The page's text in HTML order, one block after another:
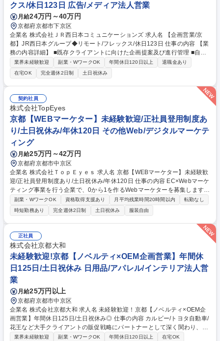
クス/休日123日 広告/メディア法人営業
月給24万円～40万円
京都府京都市下京区
企業名 株式会社ＪＲ西日本コミュニケーションズ 求人名 【企画営業/京
都】JR西日本グループ◆リモート/フレックス/休日123日 仕事の内容 【業
務の内容詳細】 ■既存クライアントに向けた企画提案及び進行管理 ■自治
体および企業に向けたイベントおよび広告の企画提案、進行管理 ■自治体
のプロポーザル案件への参加や一般企業に向けた企画提案などでは、総合
広告会社の強みを活かし、WEBやマスメディア、交通広告を活用した柔軟
な提案が可能です ■イベント実施時は土日祝の立ち会いもあります（平日
に代休を取得していただきます） 募集職種 【企画営業/京都】JR西日本グ
ループ◆リモート/フレックス/休日123日
業界未経験歓迎 副業・WワークOK 年間休日120日以上
退職金あり
在宅OK
完全週休2日制 土日祝休み
契約社員
株式会社TopEyes
京都【WEBマーケター】未経験歓迎/正社員登用制度あ
り/土日祝休み/年休120日 その他Web/デジタルマーケテ
ィング
月給25万円～42万円
京都府京都市中京区
企業名 株式会社ＴｏｐＥｙｅｓ 求人名 京都【WEBマーケター】未経験歓
迎/正社員登用制度あり/土日祝休み/年休120日 仕事の内容 EC×Webマーケ
ティング事業を行う企業で、0から1を作るWebマーケターを募集します！
【変更の範囲：当社業務全般】 【ブランド育成】■責任者として1～2ブラ
ンドを担当■ブランド育成の定義は「KPIの改善」■数値分析/仮説立案/予算
管理/検証サイクルを一通りお任せ 【広告運用】■制作面：素材収集・キャ
スティング・撮影・動画編集■運用面：媒体選定・配信設計・予算管理■市
場調査や他社比較の一環で、アフィリエイターとして外部案件にも挑戦中
【新商品企画】■毎年、最低でも1～2個の新商品をリリース■マーケティ
ング戦略は何でもOK 募集職種 京都【WEBマーケター】未経験歓迎/正社
員登用制度あり/土日祝休み/年休120日
副業・WワークOK 資格取得支援あり 月平均残業時間20時間以内
転勤なし
時短勤務あり
完全週休2日制 土日祝休み 服装自由
正社員
株式会社京都大和
未経験歓迎!京都【ノベルティ×OEM企画営業】年間休
日125日/土日祝休み 日用品/アパレル/インテリア法人営
業
月給25万円以上
京都府京都市中京区
企業名 株式会社京都大和 求人名 未経験歓迎！京都【ノベルティ×OEM企
画営業】年間休日125日/土日祝休み◎ 仕事の内容 カルビー/トヨタ自動車/
花王など大手クライアントの販促戦略にパートナーとして深く関わり、ノ
ベルティグッズやOEM（受託製造）商品の企画営業をお任せ。顧客のニー
業界未経験歓迎 副業・WワークOK 年間休日120日以上
在宅OK